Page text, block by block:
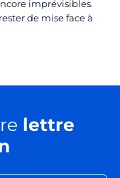
imprévisibles.
de mise face à
lettre